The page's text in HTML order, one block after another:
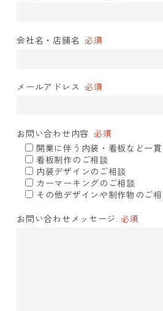
会社名・店舗名 必須
メールアドレス 必須
お問い合わせ内容 必須
開業に伴う内装・看板など一
看板制作のご相談
内装デザインのご相談
カーマーキングのご相談
その他デザインや制作物のご
お問い合わせメッセージ 必須